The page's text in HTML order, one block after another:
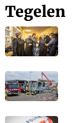
Tegelen